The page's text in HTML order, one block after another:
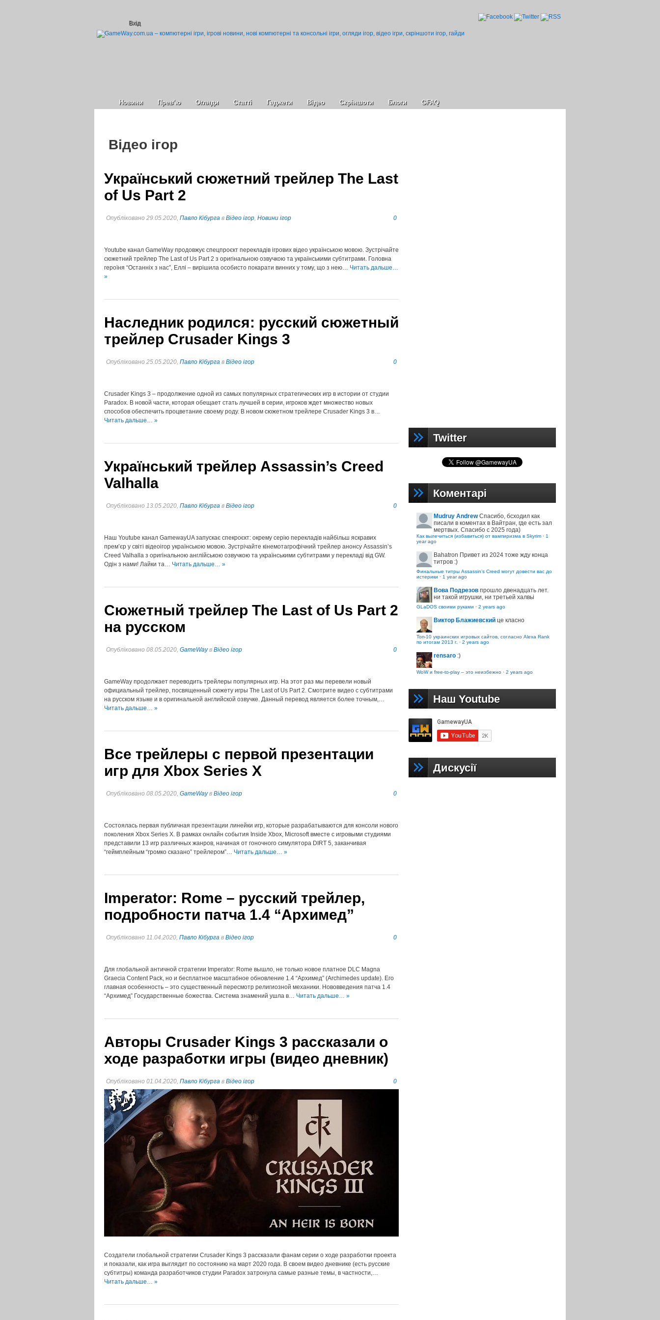
Вхід
Новини Прев’ю Огляди Статті Гаджети Відео Cкріншоти Блоги GFAQ
Відео ігор
Український сюжетний трейлер The Last
of Us Part 2
Опубліковано 29.05.2020, Павло Кібурга в Відео ігор, Новини ігор 0
Youtube канал GameWay продовжує спецпроєкт перекладів ігрових відео українською мовою. Зустрічайте
сюжетний трейлер The Last of Us Part 2 з оригінальною озвучкою та українськими субтитрами. Головна
героїня “Останніх з нас”, Еллі – вирішила особисто покарати винних у тому, що з нею… Читать дальше…
»
Наследник родился: русский сюжетный
трейлер Crusader Kings 3
Опубліковано 25.05.2020, Павло Кібурга в Відео ігор 0
Crusader Kings 3 – продолжение одной из самых популярных стратегических игр в истории от студии
Paradox. В новой части, которая обещает стать лучшей в серии, игроков ждет множество новых
способов обеспечить процветание своему роду. В новом сюжетном трейлере Crusader Kings 3 в…
Читать дальше… »
Український трейлер Assassin’s Creed
Valhalla
Опубліковано 13.05.2020, Павло Кібурга в Відео ігор 0
Наш Youtube канал GamewayUA запускає спекроєкт: окрему серію перекладів найбільш яскравих
прем’єр у світі відеоігор українською мовою. Зустрічайте кінемотагрофічний трейлер анонсу Assassin’s
Creed Valhalla з оригінальною англійською озвучкою та українськими субтитрами у перекладі від GW.
Одін з нами! Лайки та… Читать дальше… »
Сюжетный трейлер The Last of Us Part 2
на русском
Опубліковано 08.05.2020, GameWayв Відео ігор 0
GameWay продолжает переводить трейлеры популярных игр. На этот раз мы перевели новый
официальный трейлер, посвященный сюжету игры The Last of Us Part 2. Смотрите видео с субтитрами
на русском языке и в оригинальной английской озвучке. Данный перевод является более точным,…
Читать дальше… »
Все трейлеры с первой презентации
игр для Xbox Series X
Опубліковано 08.05.2020, GameWayв Відео ігор 0
Состоялась первая публичная презентации линейки игр, которые разрабатываются для консоли нового
поколения Xbox Series X. В рамках онлайн события Inside Xbox, Microsoft вместе с игровыми студиями
представили 13 игр различных жанров, начиная от гоночного симулятора DIRT 5, заканчивая
“геймплейным “громко сказано” трейлером”… Читать дальше… »
Imperator: Rome – русский трейлер,
подробности патча 1.4 “Архимед”
Опубліковано 11.04.2020, Павло Кібурга в Відео ігор 0
Для глобальной античной стратегии Imperator: Rome вышло, не только новое платное DLC Magna
Graecia Content Pack, но и бесплатное масштабное обновление 1.4 “Архимед” (Archimedes update). Его
главная особенность – это существенный пересмотр религиозной механики. Нововведения патча 1.4
“Архимед” Государственные божества. Система знамений ушла в… Читать дальше… »
Авторы Crusader Kings 3 рассказали о
ходе разработки игры (видео дневник)
Опубліковано 01.04.2020, Павло Кібурга в Відео ігор 0
Создатели глобальной стратегии Crusader Kings 3 рассказали фанам серии о ходе разработки проекта
и показали, как игра выглядит по состоянию на март 2020 года. В своем видео дневнике (есть русские
субтитры) команда разработчиков студии Paradox затронула самые разные темы, в частности,…
Читать дальше… »
Twitter
Коментарі
Mudruy Andrew Спасибо, бсходил как
писали в коментах в Вайтран, где есть зал
мертвых. Спасибо с 2025 года)
Как вылечиться (избавиться) от вампиризма в Skyrim · 1
year ago
Bahatron Привет из 2024 тоже жду конца
титров :)
Финальные титры Assassin’s Creed могут довести вас до
истерики · 1 year ago
Вова Подрезов прошло двенадцать лет.
ни такой игрушки, ни третьей халвьі
GLaDOS своими руками · 2 years ago
Виктор Блажиевский це класно
Топ-10 украинских игровых сайтов, согласно Alexa Rank
по итогам 2013 г. · 2 years ago
rensaro :)
WoW и free-to-play – это неизбежно · 2 years ago
Наш Youtube
Дискусії